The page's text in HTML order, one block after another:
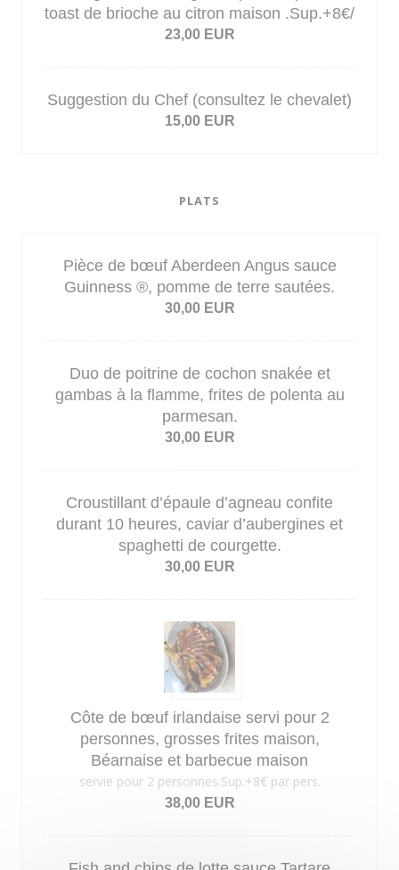
toast de brioche au citron maison .Sup.+8€/
23,00 EUR
Suggestion du Chef (consultez le chevalet)
15,00 EUR
PLATS
Pièce de bœuf Aberdeen Angus sauce
Guinness ®, pomme de terre sautées.
30,00 EUR
Duo de poitrine de cochon snakée et
gambas à la flamme, frites de polenta au
parmesan.
30,00 EUR
Croustillant d’épaule d’agneau confite
durant 10 heures, caviar d’aubergines et
spaghetti de courgette.
30,00 EUR
Côte de bœuf irlandaise servi pour 2
personnes, grosses frites maison,
Béarnaise et barbecue maison
servie pour 2 personnes.Sup.+8€ par pers.
38,00 EUR